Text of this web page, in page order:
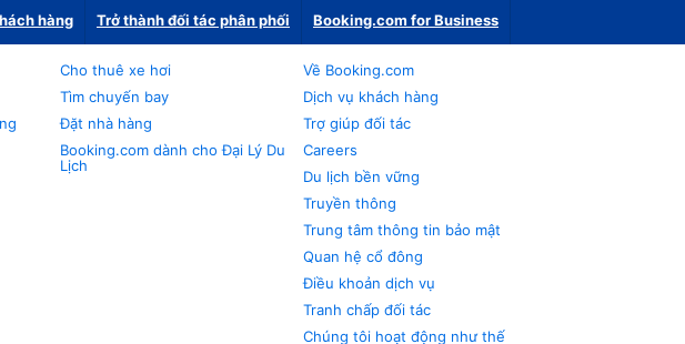
hàng Trở thành đối tác phân phối Booking.com for Business
Cho thuê xe hơi
Tìm chuyến bay
Đặt nhà hàng
Booking.com dành cho Đại Lý Du
Lịch
Về Booking.com
Dịch vụ khách hàng
Trợ giúp đối tác
Careers
Du lịch bền vững
Truyền thông
Trung tâm thông tin bảo mật
Quan hệ cổ đông
Điều khoản dịch vụ
Tranh chấp đối tác
Chúng tôi hoạt động như thế